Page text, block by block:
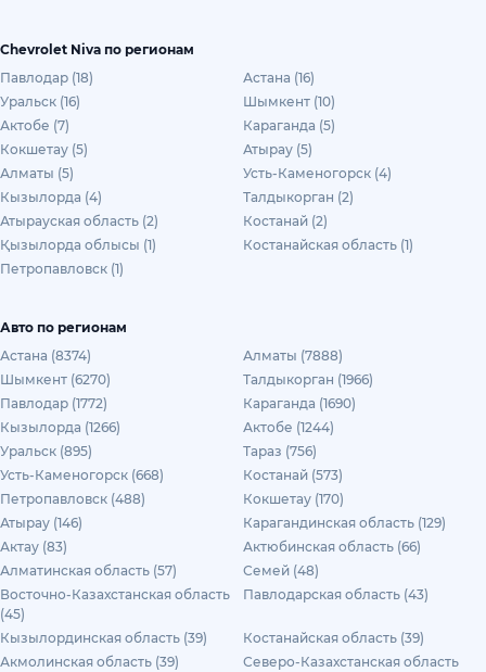
Chevrolet Niva по регионам
Павлодар (18)
Астана (16)
Уральск (16)
Шымкент (10)
Актобе (7)
Караганда (5)
Кокшетау (5)
Атырау (5)
Алматы (5)
Усть-Каменогорск (4)
Кызылорда (4)
Талдыкорган (2)
Атырауская область (2)
Костанай (2)
Қызылорда облысы (1)
Костанайская область (1)
Петропавловск (1)
Авто по регионам
Астана (8374)
Алматы (7888)
Шымкент (6270)
Талдыкорган (1966)
Павлодар (1772)
Караганда (1690)
Кызылорда (1266)
Актобе (1244)
Уральск (895)
Тараз (756)
Усть-Каменогорск (668)
Костанай (573)
Петропавловск (488)
Кокшетау (170)
Атырау (146)
Карагандинская область (129)
Актау (83)
Актюбинская область (66)
Алматинская область (57)
Семей (48)
Восточно-Казахстанская область
(45)
Павлодарская область (43)
Кызылординская область (39)
Костанайская область (39)
Акмолинская область (39)
Северо-Казахстанская область